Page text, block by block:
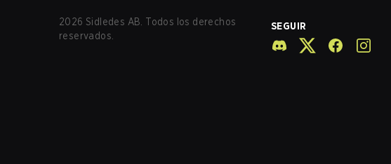
2026 Sidledes AB. Todos los derechos
reservados.
SEGUIR